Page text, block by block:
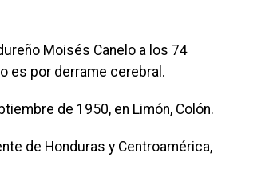
Moisés Canelo a los 74
es por derrame cerebral.
de 1950, en Limón, Colón.
de Honduras y Centroamérica,